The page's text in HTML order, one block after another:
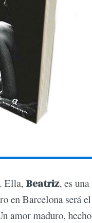
. Ella, Beatriz, es una
en Barcelona será el
amor maduro, hecho